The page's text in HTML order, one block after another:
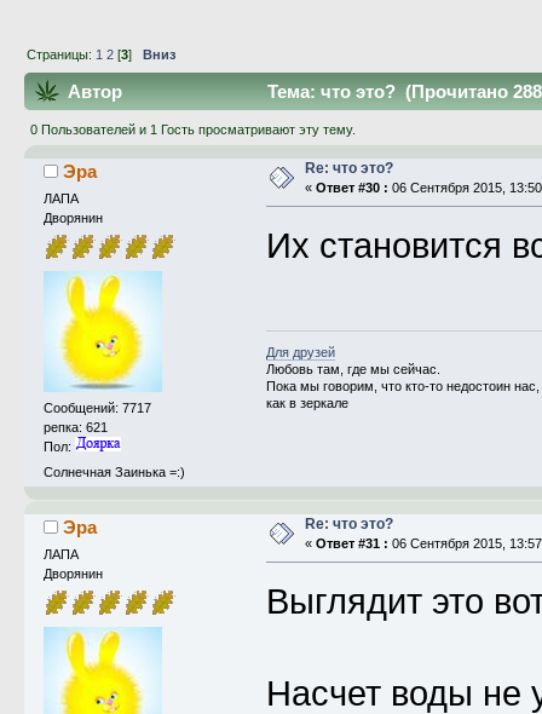
Страницы: 1 2 [3]Вниз
Автор Тема: что это? (Прочитано
0 Пользователей и 1 Гость просматривают эту тему.
Эра
ЛАПА
Дворянин
Сообщений: 7717
репка: 621
Пол:
Солнечная Заинька =:)
Re: что это?
« Ответ #30 : 06 Сентября 2015,
Их становится
Для друзей
Любовь там, где мы сейчас.
Пока мы говорим, что кто-то недостоин
как в зеркале
Эра
ЛАПА
Дворянин
Re: что это?
« Ответ #31 : 06 Сентября 2015,
Выглядит это
Насчет воды не